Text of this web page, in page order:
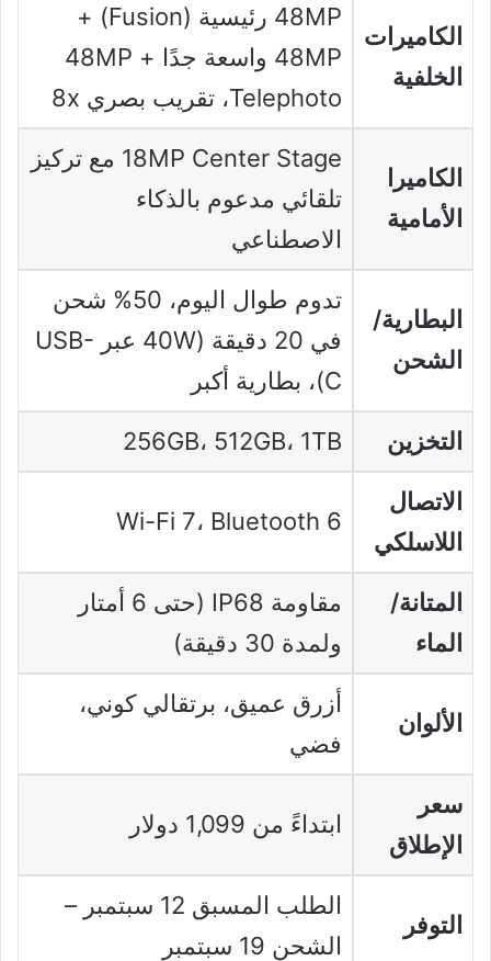
الكاميرات
الخلفية
48MP رئيسية (Fusion) +
48MP واسعة جدًا + 48MP
Telephoto، تقريب بصري 8x
الكاميرا
الأمامية
18MP Center Stage مع تركيز
تلقائي مدعوم بالذكاء
الاصطناعي
البطارية/
الشحن
تدوم طوال اليوم، 50% شحن
في 20 دقيقة (40W عبر USB-
C)، بطارية أكبر
التخزين 256GB، 512GB، 1TB
الاتصال
اللاسلكي
Wi-Fi 7، Bluetooth 6
المتانة/
الماء
مقاومة IP68 (حتى 6 أمتار
ولمدة 30 دقيقة)
الألوان
أزرق عميق، برتقالي كوني،
فضي
سعر
الإطلاق
ابتداءً من 1,099 دولار
التوفر
الطلب المسبق 12 سبتمبر –
الشحن 19 سبتمبر